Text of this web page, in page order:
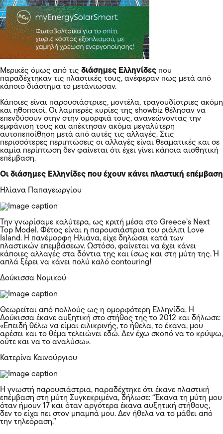
Μερικές όμως από τις διάσημες Ελληνίδες που
παραδέχτηκαν τις πλαστικές τους, ανέφεραν πως μετά από
κάποιο διάστημα το μετάνιωσαν.
Κάποιες είναι παρουσιάστριες, μοντέλα, τραγουδίστριες ακόμη
και ηθοποιοί. Οι λαμπερές κυρίες της showbiz θέλησαν να
επενδύσουν στην στην ομορφιά τους, ανανεώνοντας την
εμφάνιση τους και απέκτησαν ακόμα μεγαλύτερη
αυτοπεποίθηση μετά από αυτές τις αλλαγές. Στις
περισσότερες περιπτώσεις οι αλλαγές είναι θεαματικές και σε
καμία περίπτωση δεν φαίνεται ότι έχει γίνει κάποια αισθητική
επέμβαση.
Οι διάσημες Ελληνίδες που έχουν κάνει πλαστική επέμβαση
Ηλίανα Παπαγεωργίου
Την γνωρίσαμε καλύτερα, ως κριτή μέσα στο Greece’s Next
Top Model. Φέτος είναι η παρουσιάστρια του ριάλιτι Love
Island. Η πανέμορφη Ηλιάνα, είχε δηλώσει κατά των
πλαστικών επεμβάσεων. Ωστόσο, φαίνεται να έχει κάνει
κάποιες αλλαγές στα δόντια της και ίσως και στη μύτη της. Ή
απλά ξέρει να κάνει πολύ καλό contouring!
Δούκισσα Νομικού
Θεωρείται από πολλούς ως η ομορφότερη Ελληνίδα. Η
Δούκισσα έκανε αυξητική στο στήθος της το 2012 και δήλωσε:
«Επειδή θέλω να είμαι ειλικρινής, το ήθελα, το έκανα, μου
αρέσει και το θέμα τελειώνει εδώ. Δεν έχω σκοπό να το κρύψω,
ούτε και να το αναλύσω».
Κατερίνα Καινούργιου
Η γνωστή παρουσιάστρια, παραδέχτηκε ότι έκανε πλαστική
επέμβαση στη μύτη Συγκεκριμένα, δήλωσε: “Έκανα τη μύτη μου
όταν ήμουν 17 και όταν αργότερα έκανα αυξητική στήθους,
δεν το είχα πει στον μπαμπά μου. Δεν ήθελα να το μάθει από
την τηλεόραση.”